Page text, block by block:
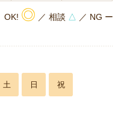
OK! ◎ ／ 相談 △ ／ NG ー
土 日 祝